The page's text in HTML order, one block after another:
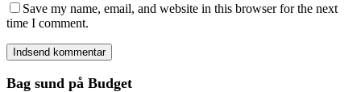
Save my name, email, and website in this browser for the next
time I comment.
Bag sund på Budget